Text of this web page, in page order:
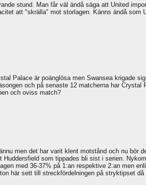
stund. Man får väl ändå säga att United
att "skrälla" mot storlagen. Känns ändå som
Palace är poänglösa men Swansea krigade
och på senaste 12 matcherna har
och oviss match?
men det har varit klent motstånd och nu bör
som tippades bli sist i serien.
med 36-37% på 1:an respektive 2:an men
här sett till streckfördelningen på stryktipset